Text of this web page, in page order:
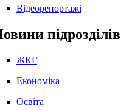
Відеорепортажі
підрозділів
ЖКГ
Економіка
Освіта